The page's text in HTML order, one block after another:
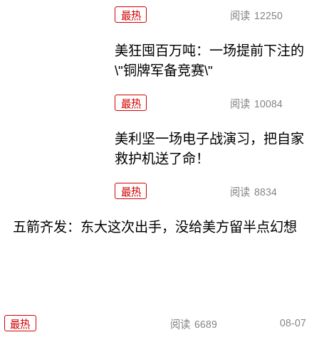
最热 阅读 12250
美狂囤百万吨：一场提前下注的
\"铜牌军备竞赛\"
最热 阅读 10084
美利坚一场电子战演习，把自家
救护机送了命！
最热 阅读 8834
五箭齐发：东大这次出手，没给美方留半点幻想
最热 阅读 6689 08-07